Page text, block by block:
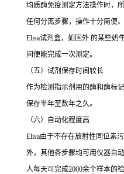
均质酶免疫测定方法操作时，
任何分离步骤，操作十分简便
Elisa试剂盒，如国外 的某些奶
间便能完成一次测定。
（五）试剂保存时间较长
作为检测指示剂用的酶和酶标
保存半年至数年之久。
（六）自动化程度高
Elisa由于不存在放射性同位素
外，其他各步骤均可用仪器自
人每天可完成2000余个样本的检